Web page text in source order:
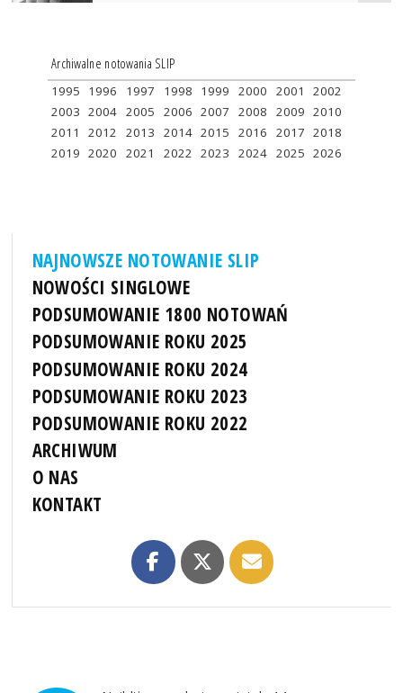
Archiwalne notowania SLIP
1995 1996 1997 1998 1999 2000 2001
2002
2003 2004 2005 2006 2007 2008 2009 2010
2011
2012 2013 2014 2015 2016 2017 2018
2019 2020 2021 2022 2023 2024 2025 2026
NAJNOWSZE NOTOWANIE SLIP
NOWOŚCI SINGLOWE
PODSUMOWANIE 1800 NOTOWAŃ
PODSUMOWANIE ROKU 2025
PODSUMOWANIE ROKU 2024
PODSUMOWANIE ROKU 2023
PODSUMOWANIE ROKU 2022
ARCHIWUM
O NAS
KONTAKT